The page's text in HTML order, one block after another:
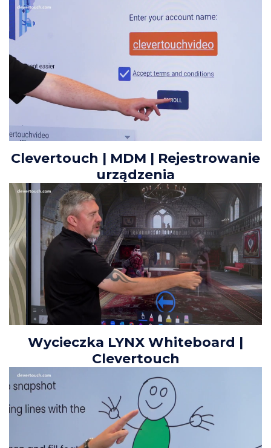
Clevertouch | MDM | Rejestrowanie
urządzenia
Wycieczka LYNX Whiteboard |
Clevertouch